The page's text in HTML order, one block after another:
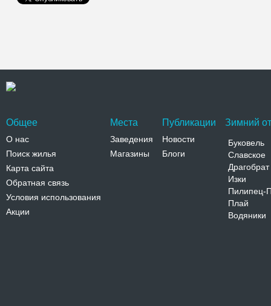
Общее
О нас
Поиск жилья
Карта сайта
Обратная связь
Условия использования
Акции
Места
Заведения
Магазины
Публикации
Новости
Блоги
Зимний
Буковель
Славское
Драгобрат
Изки
Пилипец-
Плай
Водяники